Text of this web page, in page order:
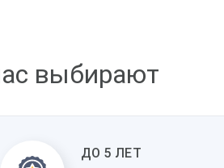
выбирают
ДО 5 ЛЕТ